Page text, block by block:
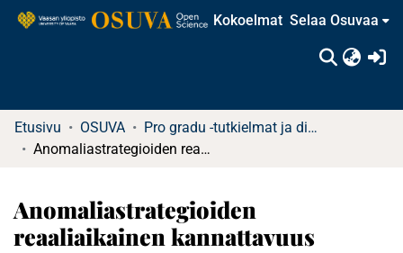
Kokoelmat Selaa Osuvaa
Etusivu OSUVA
Pro gradu -tutkielmat ja diplomityöt (rajattu saatavuus)
Anomaliastrategioiden reaaliaikainen kannattavuus Suomen osakemarkkinoilla vuosina 1991-2010
Anomaliastrategioiden
reaaliaikainen kannattavuus